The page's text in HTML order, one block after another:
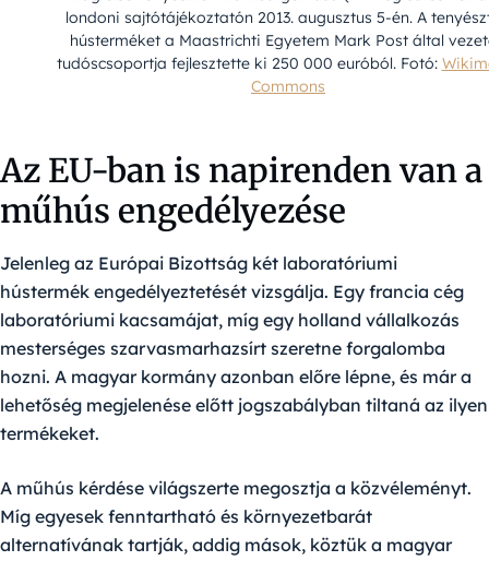
londoni sajtótájékoztatón 2013. augusztus 5-én. A
hústerméket a Maastrichti Egyetem Mark Post által
tudóscsoportja fejlesztette ki 250 000 euróból. Fotó:
Commons
Az EU-ban is napirenden van a
műhús engedélyezése
Jelenleg az Európai Bizottság két laboratóriumi
hústermék engedélyeztetését vizsgálja. Egy francia cég
laboratóriumi kacsamájat, míg egy holland vállalkozás
mesterséges szarvasmarhazsírt szeretne forgalomba
hozni. A magyar kormány azonban előre lépne, és már a
lehetőség megjelenése előtt jogszabályban tiltaná az ilyen
termékeket.
A műhús kérdése világszerte megosztja a közvéleményt.
Míg egyesek fenntartható és környezetbarát
alternatívának tartják, addig mások, köztük a magyar